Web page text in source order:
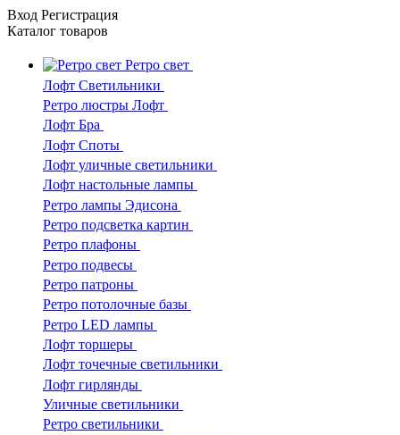
Вход Регистрация
Каталог товаров
Ретро свет
Лофт Светильники
Ретро люстры Лофт
Лофт Бра
Лофт Споты
Лофт уличные светильники
Лофт настольные лампы
Ретро лампы Эдисона
Ретро подсветка картин
Ретро плафоны
Ретро подвесы
Ретро патроны
Ретро потолочные базы
Ретро LED лампы
Лофт торшеры
Лофт точечные светильники
Лофт гирлянды
Уличные светильники
Ретро светильники